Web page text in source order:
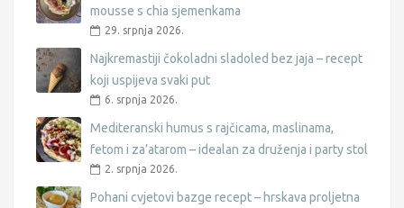
mousse s chia sjemenkama
29. srpnja 2026.
Najkremastiji čokoladni sladoled bez jaja – recept
koji uspijeva svaki put
6. srpnja 2026.
Mediteranski humus s rajčicama, maslinama,
fetom i za’atarom – idealan za druženja i party stol
2. srpnja 2026.
Pohani cvjetovi bazge recept – hrskava proljetna